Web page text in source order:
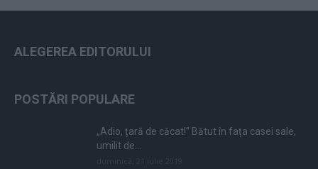
ALEGEREA EDITORULUI
POSTĂRI POPULARE
„Adio, țară de căcat!” Bătut în fața casei sale,
umilit de...